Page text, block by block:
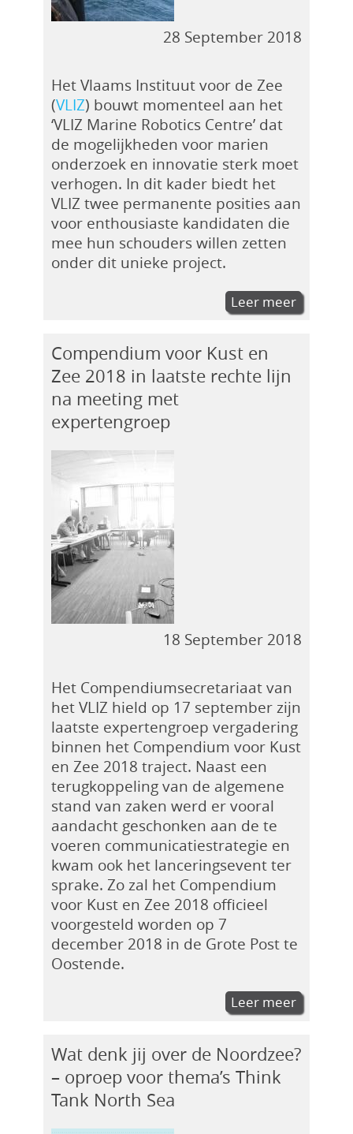
28 September 2018
Het Vlaams Instituut voor de Zee
(VLIZ) bouwt momenteel aan het
‘VLIZ Marine Robotics Centre’ dat
de mogelijkheden voor marien
onderzoek en innovatie sterk moet
verhogen. In dit kader biedt het
VLIZ twee permanente posities aan
voor enthousiaste kandidaten die
mee hun schouders willen zetten
onder dit unieke project.
Leer meer
Compendium voor Kust en
Zee 2018 in laatste rechte lijn
na meeting met
expertengroep
18 September 2018
Het Compendiumsecretariaat van
het VLIZ hield op 17 september zijn
laatste expertengroep vergadering
binnen het Compendium voor Kust
en Zee 2018 traject. Naast een
terugkoppeling van de algemene
stand van zaken werd er vooral
aandacht geschonken aan de te
voeren communicatiestrategie en
kwam ook het lanceringsevent ter
sprake. Zo zal het Compendium
voor Kust en Zee 2018 officieel
voorgesteld worden op 7
december 2018 in de Grote Post te
Oostende.
Leer meer
Wat denk jij over de Noordzee?
– oproep voor thema’s Think
Tank North Sea